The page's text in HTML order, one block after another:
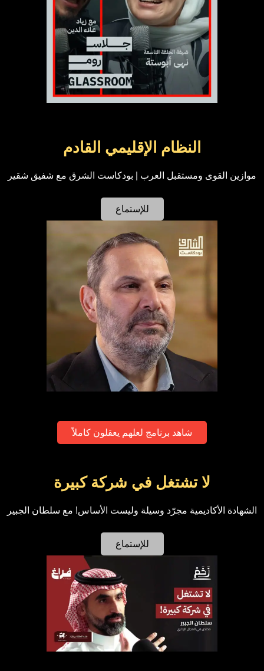
النظام الإقليمي القادم
موازين القوى ومستقبل العرب | بودكاست الشرق مع شفيق شقير
للإستماع
شاهد برنامج لعلهم يعقلون كاملاً
لا تشتغل في شركة كبيرة
الشهادة الأكاديمية مجرّد وسيلة وليست الأساس! مع سلطان الجبير
للإستماع